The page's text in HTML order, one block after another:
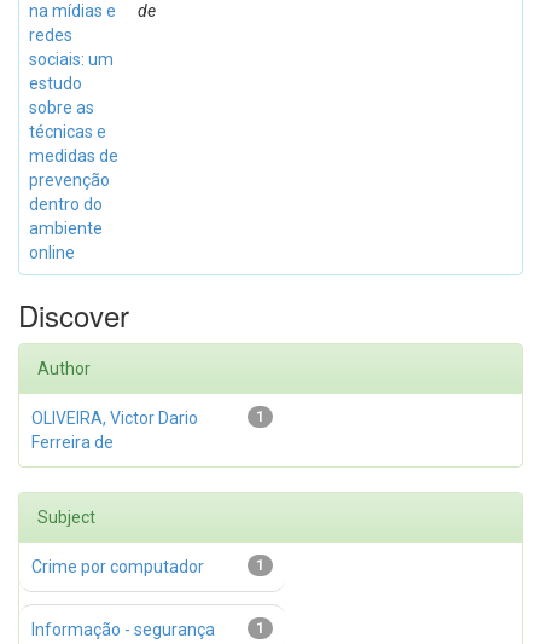
na mídias e
redes
sociais: um
estudo
sobre as
técnicas e
medidas de
prevenção
dentro do
ambiente
online
de
Discover
Author
1
OLIVEIRA, Victor Dario
Ferreira de
Subject
1
Crime por computador
1
Informação - segurança